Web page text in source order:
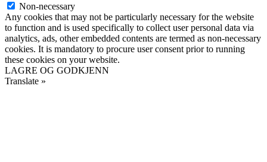
Non-necessary
Any cookies that may not be particularly necessary for the website
to function and is used specifically to collect user personal data via
analytics, ads, other embedded contents are termed as non-necessary
cookies. It is mandatory to procure user consent prior to running
these cookies on your website.
LAGRE OG GODKJENN
Translate »